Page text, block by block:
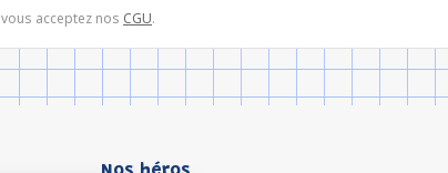
acceptez nos CGU.